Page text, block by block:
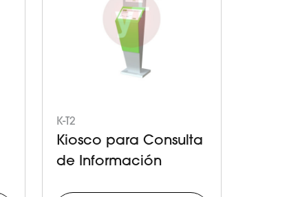
K-T2
Kiosco para Consulta
de Información